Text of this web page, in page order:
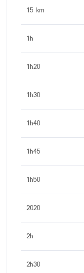
15 km
1h
1h20
1h30
1h40
1h45
1h50
2020
2h
2h30